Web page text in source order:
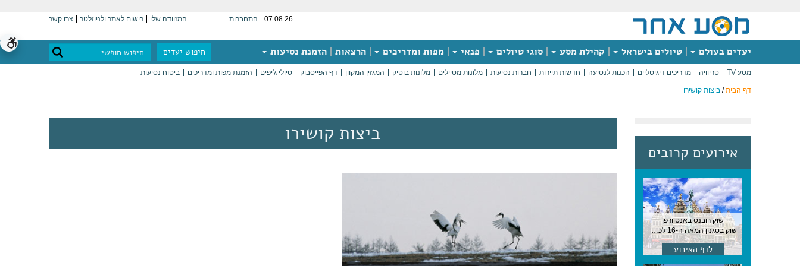
07.08.26 התחברות המזוודה שלי רישום לאתר ולניוזלטר צרו קשר
יעדים בעולם טיולים בישראל קהילת מסע סוגי טיולים פנאי מפות ומדריכים הרצאות הזמנת נסיעות חיפוש יעדים
מסע TV טריוויה מדריכים דיגיטליים הכנות לנסיעה חדשות תיירות חברות נסיעות מלונות מטיילים מלונות בוטיק המגזין המקוון דף הפייסבוק טיולי ג'יפים הזמנת מפות ומדריכים ביטוח נסיעות
דף הבית/ ביצות קושירו
אירועים קרובים
שוק רובנס באנטוורפן
שוק בסגנון המאה ה-16 לכבודו של הצייר המפורסם, בן העיר, נערך ב-15 באוגוסט באנטוורפן
לדף האירוע
ביצות קושירו